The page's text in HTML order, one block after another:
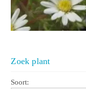
Zoek plant
Soort: